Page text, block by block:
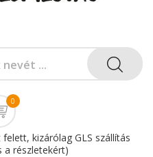
0
kizárólag GLS szállítás
a részletekért)